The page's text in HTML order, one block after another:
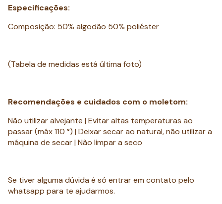
Especificações:
Composição: 50% algodão 50% poliéster
(Tabela de medidas está última foto)
Recomendações e cuidados com o moletom:
Não utilizar alvejante | Evitar altas temperaturas ao
passar (máx 110 °) | Deixar secar ao natural, não utilizar a
máquina de secar | Não limpar a seco
Se tiver alguma dúvida é só entrar em contato pelo
whatsapp para te ajudarmos.